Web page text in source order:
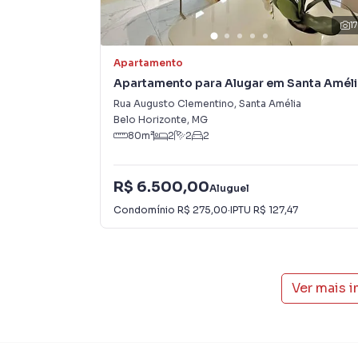
• 4 vagas cobertas e demarcadas
• Armários planejados
• Excelente localização
📌 Observação:
Os valores de IPTU, condomínio, seguro
pelas administradoras. São valores
contato com nossa equipe pelo telefone (31)
17
Apartamento
Apartamento para Alugar em Santa
Rua Augusto Clementino, Santa Amélia
Belo Horizonte, MG
80m² 2 2 2
R$ 6.500,00Aluguel
Condomínio R$ 275,00·IPTU R$ 127,47
Ver mais